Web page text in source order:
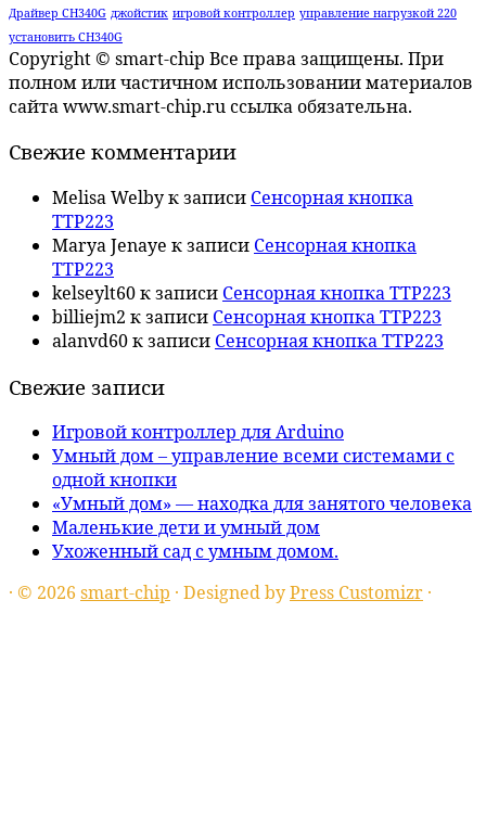
Драйвер CH340G джойстик игровой контроллер управление нагрузкой 220
установить CH340G
Copyright © smart-chip Все права защищены. При
полном или частичном использовании материалов
сайта www.smart-chip.ru ссылка обязательна.
Свежие комментарии
Melisa Welbyк записи Сенсорная кнопка
TTP223
Marya Jenaye к записи Сенсорная кнопка
TTP223
kelseylt60к записи Сенсорная кнопка TTP223
billiejm2 к записи Сенсорная кнопка TTP223
alanvd60к записи Сенсорная кнопка TTP223
Свежие записи
Игровой контроллер для Arduino
Умный дом – управление всеми системами с
одной кнопки
«Умный дом» — находка для занятого человека
Маленькие дети и умный дом
Ухоженный сад с умным домом.
· © 2026 smart-chip · Designed byPress Customizr ·